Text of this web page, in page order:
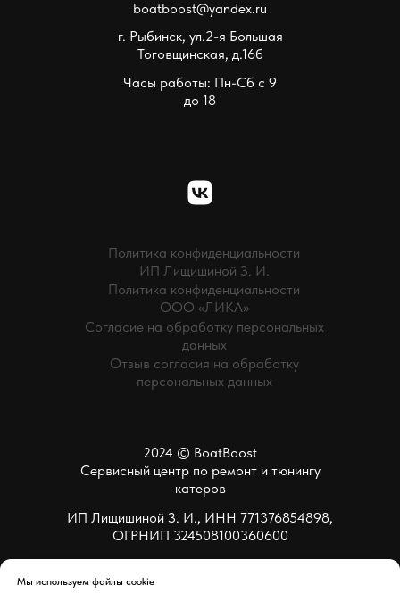
Мы используем файлы cookie
boatboost@yandex.ru
г. Рыбинск, ул.2-я Большая
Тоговщинская, д.16б
Часы работы: Пн-Сб с 9
до 18
Политика конфиденциальности
ИП Лищишиной З. И.
Политика конфиденциальности
ООО «ЛИКА»
Согласие на обработку персональных
данных
Отзыв согласия на обработку
персональных данных
2024 © BoatBoost
Сервисный центр по ремонт и тюнингу
катеров
ИП Лищишиной З. И., ИНН 771376854898,
ОГРНИП 324508100360600
Сайт разработан МАСТ